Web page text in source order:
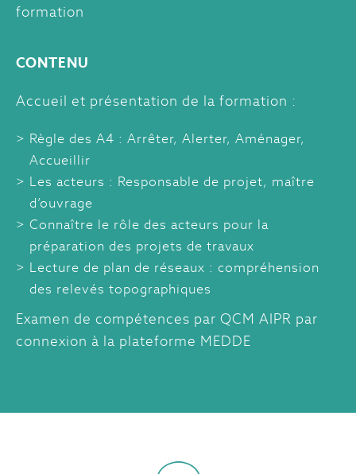
formation
CONTENU
Accueil et présentation de la formation :
Règle des A4 : Arrêter, Alerter, Aménager,
Accueillir
Les acteurs : Responsable de projet, maître
d’ouvrage
Connaître le rôle des acteurs pour la
préparation des projets de travaux
Lecture de plan de réseaux : compréhension
des relevés topographiques
Examen de compétences par QCM AIPR par
connexion à la plateforme MEDDE